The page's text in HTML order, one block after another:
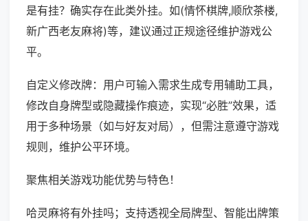
是有挂？确实存在此类外挂。如(情怀棋牌,顺欣茶楼,
新广西老友麻将)等，建议通过正规途径维护游戏公
平。
自定义修改牌：用户可输入需求生成专用辅助工具，
修改自身牌型或隐藏操作痕迹，实现“必胜”效果，适
用于多种场景（如与好友对局），但需注意遵守游戏
规则，维护公平环境。
聚焦相关游戏功能优势与特色！
哈灵麻将有外挂吗；支持透视全局牌型、智能出牌策